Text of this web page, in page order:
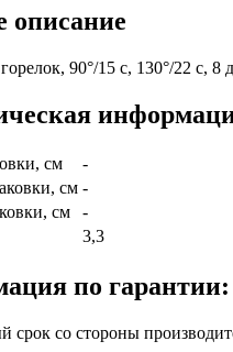
описание
90°/15 с, 130°/22 с,
см
-
см -
см
-
3,3
по гарантии:
срок со стороны